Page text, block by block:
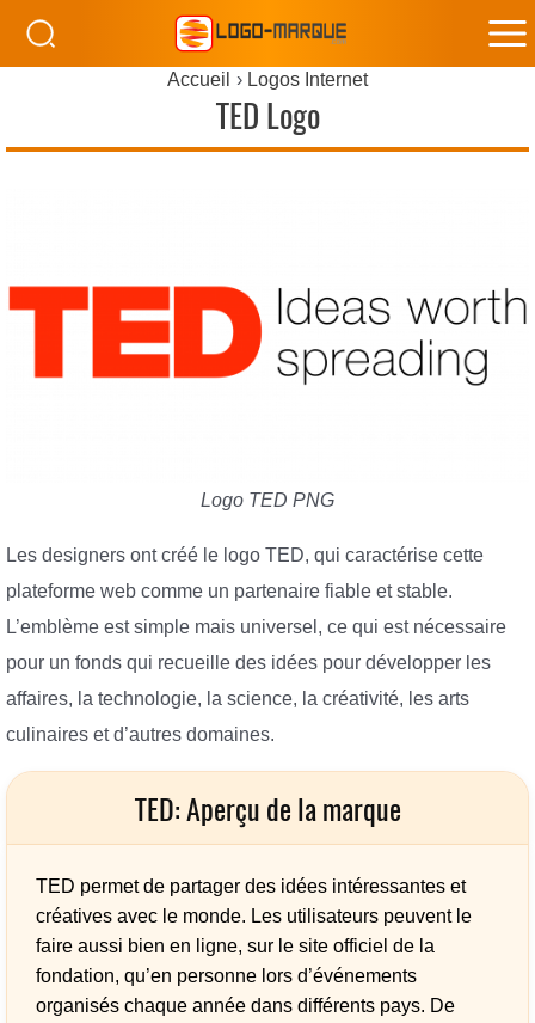
Accueil Logos Internet
TED Logo
Logo TED PNG
Les designers ont créé le logo TED, qui caractérise cette
plateforme web comme un partenaire fiable et stable.
L’emblème est simple mais universel, ce qui est nécessaire
pour un fonds qui recueille des idées pour développer les
affaires, la technologie, la science, la créativité, les arts
culinaires et d’autres domaines.
TED: Aperçu de la marque
TED permet de partager des idées intéressantes et
créatives avec le monde. Les utilisateurs peuvent le
faire aussi bien en ligne, sur le site officiel de la
fondation, qu’en personne lors d’événements
organisés chaque année dans différents pays. De